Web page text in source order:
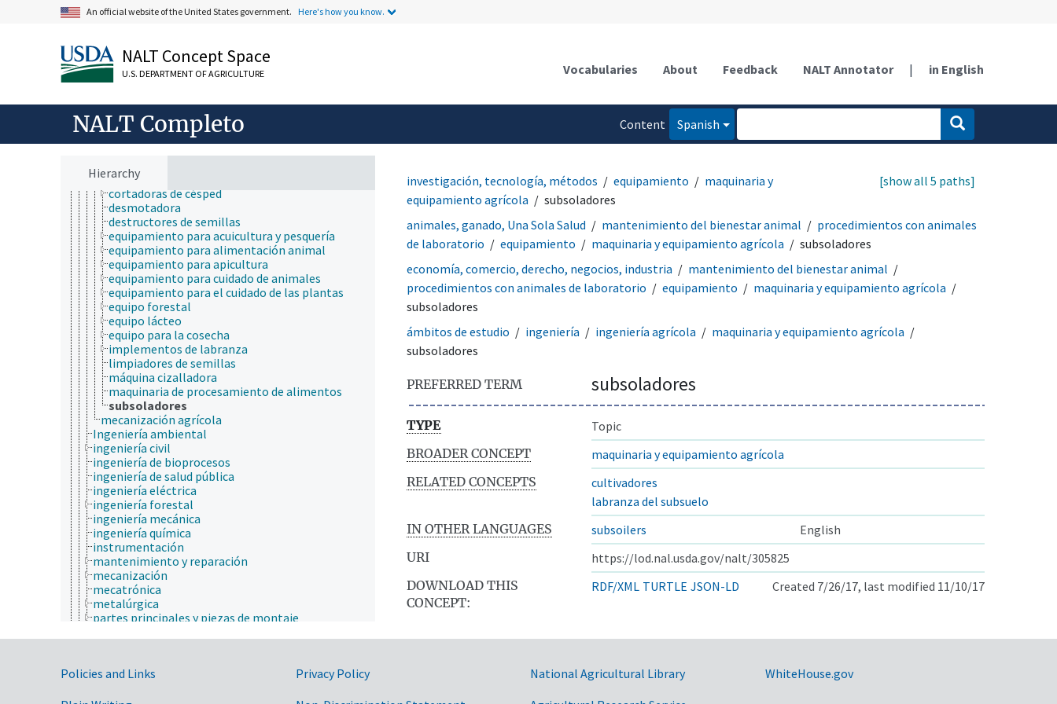
An official website of the United States government. Here's how you know.
NALT Concept Space
U.S. DEPARTMENT OF AGRICULTURE Vocabularies About Feedback NALT Annotator | in English
NALT Completo
Content
Spanish
Hierarchy
control de fabricación
diseño de procesos
ergonomía
estructuras hechas por el hombre
estructuras e instalaciones agrarias
ingeniería acuícola
maquinaria y equipamiento agrícola
cortadoras de broza
cortadoras de césped
desmotadora
destructores de semillas
equipamiento para acuicultura y pesquería
equipamiento para alimentación animal
equipamiento para apicultura
equipamiento para cuidado de animales
equipamiento para el cuidado de las plantas
equipo forestal
equipo lácteo
equipo para la cosecha
implementos de labranza
limpiadores de semillas
máquina cizalladora
maquinaria de procesamiento de alimentos
subsoladores
mecanización agrícola
Ingeniería ambiental
ingeniería civil
ingeniería de bioprocesos
ingeniería de salud pública
ingeniería eléctrica
ingeniería forestal
ingeniería mecánica
ingeniería química
instrumentación
mantenimiento y reparación
mecanización
mecatrónica
metalúrgica
partes principales y piezas de montaje
matemáticas y estadística
investigación, tecnología, métodos equipamiento
maquinaria y
equipamiento agrícola
subsoladores
[show all 5 paths]
animales, ganado, Una Sola Salud mantenimiento del bienestar animal
procedimientos con animales
de laboratorio
equipamiento maquinaria y equipamiento agrícola
subsoladores
economía, comercio, derecho, negocios, industria
mantenimiento del bienestar animal
procedimientos con animales de laboratorio
equipamiento
maquinaria y equipamiento agrícola
subsoladores
ámbitos de estudio
ingeniería ingeniería agrícola
maquinaria y equipamiento agrícola
subsoladores
PREFERRED TERM subsoladores
TYPE
Topic
BROADER CONCEPT
maquinaria y equipamiento agrícola
RELATED CONCEPTS
cultivadores
labranza del subsuelo
IN OTHER LANGUAGES
subsoilers
English
URI
https://lod.nal.usda.gov/nalt/305825
DOWNLOAD THIS
CONCEPT:
RDF/XML TURTLE JSON-LD Created 7/26/17, last modified 11/10/17
Government Links
Policies and Links
Privacy Policy
National Agricultural Library
WhiteHouse.gov